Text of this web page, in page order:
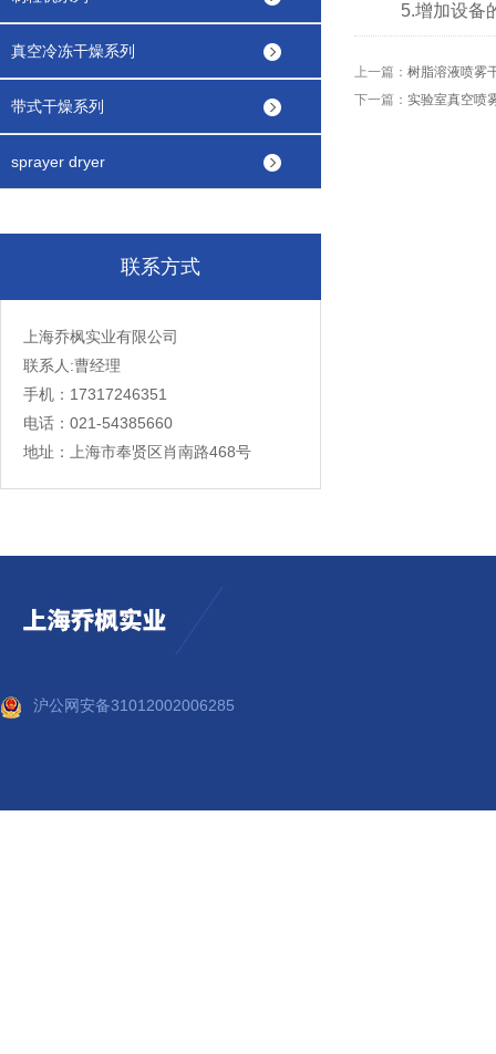
真空冷冻干燥系列
带式干燥系列
sprayer dryer
联系方式
上海乔枫实业有限公司
联系人:曹经理
手机：17317246351
电话：021-54385660
地址：上海市奉贤区肖南路468号
5.增加设备的
上一篇： 树脂溶液喷雾
下一篇： 实验室真空喷
沪公网安备31012002006285